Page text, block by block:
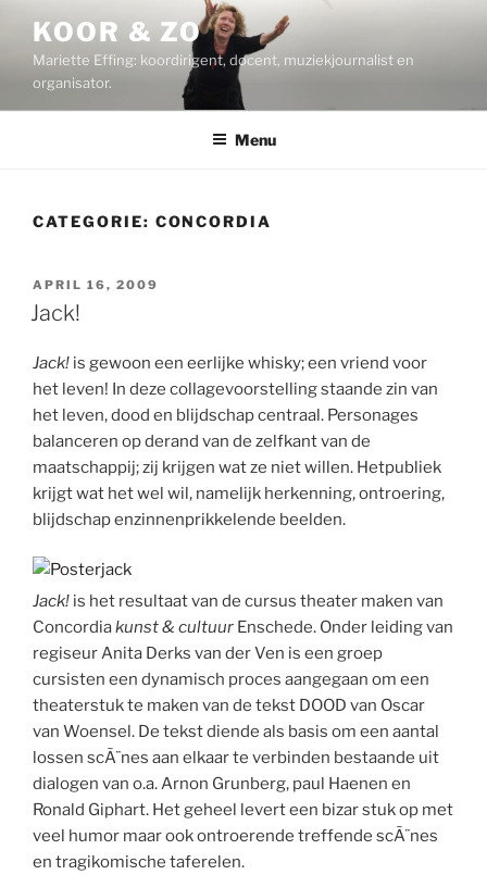
inhoud
KOOR & ZO
Mariette Effing: koordirigent, docent, muziekjournalist en
organisator.
Menu
CATEGORIE: CONCORDIA
GEPLAATST
OP
APRIL 16, 2009
Jack!
Jack! is gewoon een eerlijke whisky; een vriend voor
het leven! In deze collagevoorstelling staande zin van
het leven, dood en blijdschap centraal. Personages
balanceren op derand van de zelfkant van de
maatschappij; zij krijgen wat ze niet willen. Hetpubliek
krijgt wat het wel wil, namelijk herkenning, ontroering,
blijdschap enzinnenprikkelende beelden.
Jack! is het resultaat van de cursus theater maken van
Concordiakunst & cultuur Enschede. Onder leiding van
regiseur Anita Derks van der Ven is een groep
cursisten een dynamisch proces aangegaan om een
theaterstuk te maken van de tekst DOOD van Oscar
van Woensel. De tekst diende als basis om een aantal
lossen scÃ¨nes aan elkaar te verbinden bestaande uit
dialogen van o.a. Arnon Grunberg, paul Haenen en
Ronald Giphart. Het geheel levert een bizar stuk op met
veel humor maar ook ontroerende treffende scÃ¨nes
en tragikomische taferelen.